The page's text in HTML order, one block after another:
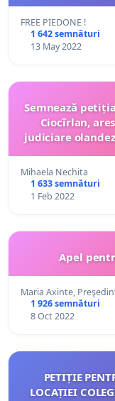
FREE PIEDONE !
1 642 semnături
13 May 2022
Semnează
Ciocîrlan,
judiciare
Mihaela Nechita
1 633 semnături
1 Feb 2022
Apel
Maria Axinte,
1 926 semnături
8 Oct 2022
PETIȚIE